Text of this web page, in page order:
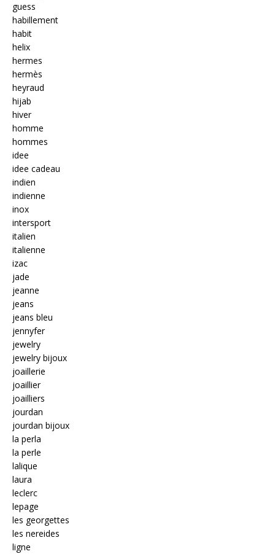
guess
habillement
habit
helix
hermes
hermès
heyraud
hijab
hiver
homme
hommes
idee
idee cadeau
indien
indienne
inox
intersport
italien
italienne
izac
jade
jeanne
jeans
jeans bleu
jennyfer
jewelry
jewelry bijoux
joaillerie
joaillier
joailliers
jourdan
jourdan bijoux
la perla
la perle
lalique
laura
leclerc
lepage
les georgettes
les nereides
ligne